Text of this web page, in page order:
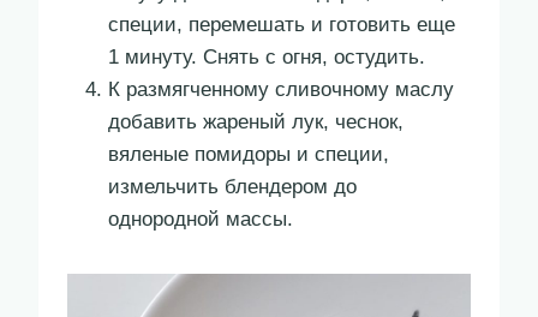
специи, перемешать и готовить еще
1 минуту. Снять с огня, остудить.
К размягченному сливочному маслу
добавить жареный лук, чеснок,
вяленые помидоры и специи,
измельчить блендером до
однородной массы.